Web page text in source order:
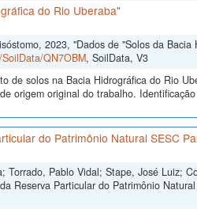
do Rio Uberaba"
2023, "Dados de "Solos da Bacia
QN7OBM, SoilData, V3
de solos na Bacia Hidrográfica do Rio
origem original do trabalho.
do Patrimônio Natural SESC
Torrado, Pablo Vidal; Stape, José Luiz;
Reserva Particular do Patrimônio